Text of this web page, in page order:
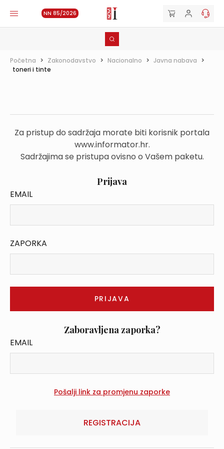
NN 85/2026
Početna > Zakonodavstvo > Nacionalno > Javna nabava >
toneri i tinte
Za pristup do sadržaja morate biti korisnik portala
www.informator.hr.
Sadržajima se pristupa ovisno o Vašem paketu.
Prijava
EMAIL
ZAPORKA
Zaboravljena zaporka?
EMAIL
REGISTRACIJA